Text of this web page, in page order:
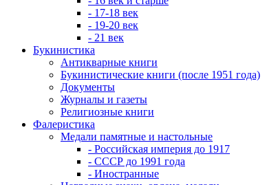
- 17-18 век
- 19-20 век
- 21 век
Букинистика
Антикварные книги
Букинистические книги (после 1951 года)
Документы
Журналы и газеты
Религиозные книги
Фалеристика
Медали памятные и настольные
- Российская империя до 1917
- СССР до 1991 года
- Иностранные